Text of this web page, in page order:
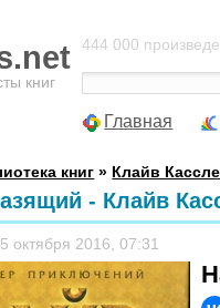
книг
444 000
Главная
книг » Клайв
- Клайв
октября 2016, 07:31